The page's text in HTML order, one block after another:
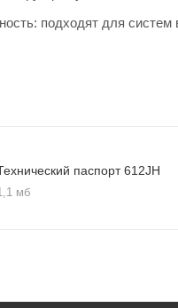
подходят для
паспорт 612JH
мб